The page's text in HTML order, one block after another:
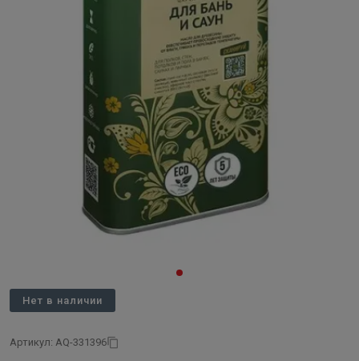
Нет в наличии
Артикул: AQ-331396